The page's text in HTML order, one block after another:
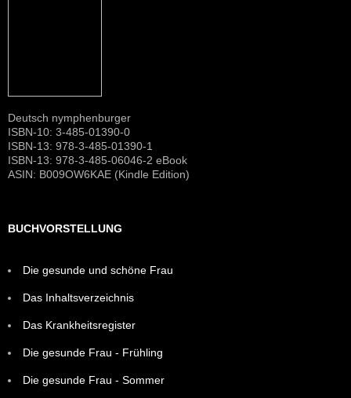
Deutsch nymphenburger
ISBN-10: 3-485-01390-0
ISBN-13: 978-3-485-01390-1
ISBN-13: 978-3-485-06046-2 eBook
ASIN: B009OW6KAE (Kindle Edition)
BUCHVORSTELLUNG
Die gesunde und schöne Frau
Das Inhaltsverzeichnis
Das Krankheitsregister
Die gesunde Frau - Frühling
Die gesunde Frau - Sommer